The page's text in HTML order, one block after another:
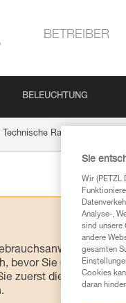
BETREIBER
BELEUCHTUNG
Technische Ratschläge nach
bevor Sie diesen zu
zuerst die in der
Sie
Wir (PETZL
Analyse-,
sind unsere
andere
gesamten
Cookies
daran